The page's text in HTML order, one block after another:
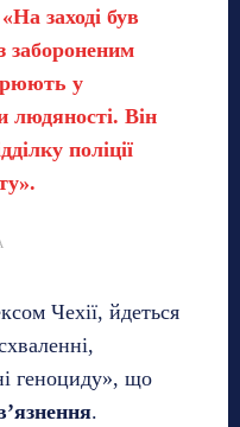
заході був
забороненим
у
людяності. Він
поліції
Чехії, йдеться
геноциду», що
.